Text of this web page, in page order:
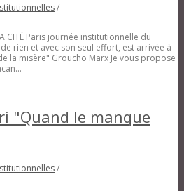
/
CITÉ Paris journée institutionnelle du
rien et avec son seul effort, est arrivée à
la misère" Groucho Marx Je vous propose
"Quand le manque
/